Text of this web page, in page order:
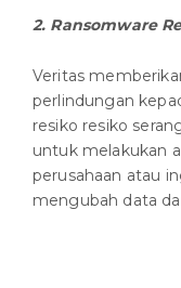
2. Ransomware
Veritas
perlindungan
resiko resiko
untuk melakukan
perusahaan atau
mengubah data